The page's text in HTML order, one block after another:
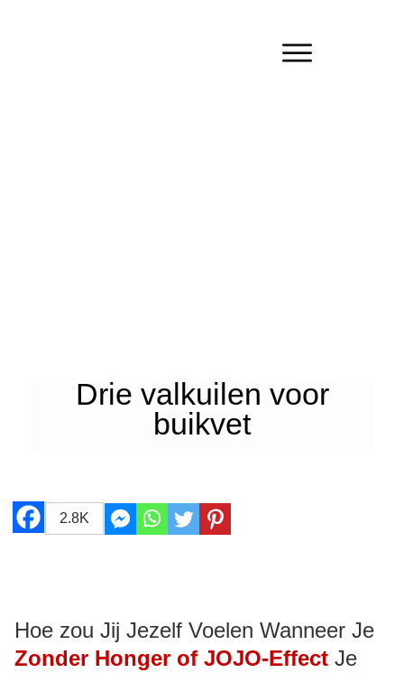
Drie valkuilen voor
buikvet
2.8K
Hoe zou Jij Jezelf Voelen Wanneer Je
Zonder Honger of JOJO-Effect Je